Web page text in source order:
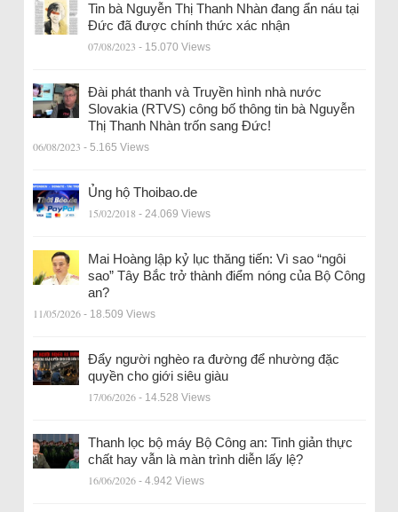
Tin bà Nguyễn Thị Thanh Nhàn đang ẩn náu tại
Đức đã được chính thức xác nhận
07/08/2023 - 15.070 Views
Đài phát thanh và Truyền hình nhà nước
Slovakia (RTVS) công bố thông tin bà Nguyễn
Thị Thanh Nhàn trốn sang Đức!
06/08/2023 - 5.165 Views
Ủng hộ Thoibao.de
15/02/2018 - 24.069 Views
Mai Hoàng lập kỷ lục thăng tiến: Vì sao “ngôi
sao” Tây Bắc trở thành điểm nóng của Bộ Công
an?
11/05/2026 - 18.509 Views
Đẩy người nghèo ra đường để nhường đặc
quyền cho giới siêu giàu
17/06/2026 - 14.528 Views
Thanh lọc bộ máy Bộ Công an: Tinh giản thực
chất hay vẫn là màn trình diễn lấy lệ?
16/06/2026 - 4.942 Views